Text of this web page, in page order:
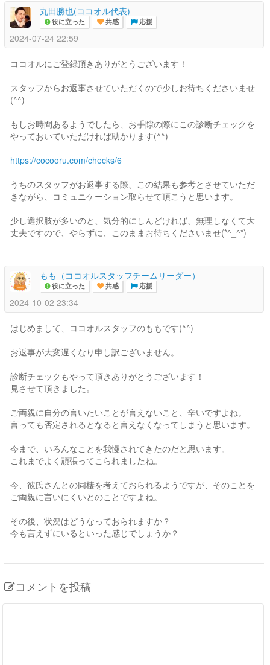
丸田勝也(ココオル代表)
役に立った 共感 応援
2024-07-24 22:59
ココオルにご登録頂きありがとうございます！
スタッフからお返事させていただくので少しお待ちくださいませ
(^^)
もしお時間あるようでしたら、お手隙の際にこの診断チェックを
やっておいていただければ助かります(^^)
https://cocooru.com/checks/6
うちのスタッフがお返事する際、この結果も参考とさせていただ
きながら、コミュニケーション取らせて頂こうと思います。
少し選択肢が多いのと、気分的にしんどければ、無理しなくて大
丈夫ですので、やらずに、このままお待ちくださいませ(*^_^*)
もも（ココオルスタッフチームリーダー）
役に立った 共感 応援
2024-10-02 23:34
はじめまして、ココオルスタッフのももです(^^)
お返事が大変遅くなり申し訳ございません。
診断チェックもやって頂きありがとうございます！
見させて頂きました。
ご両親に自分の言いたいことが言えないこと、辛いですよね。
言っても否定されるとなると言えなくなってしまうと思います。
今まで、いろんなことを我慢されてきたのだと思います。
これまでよく頑張ってこられましたね。
今、彼氏さんとの同棲を考えておられるようですが、そのことを
ご両親に言いにくいとのことですよね。
その後、状況はどうなっておられますか？
今も言えずにいるといった感じでしょうか？
コメントを投稿